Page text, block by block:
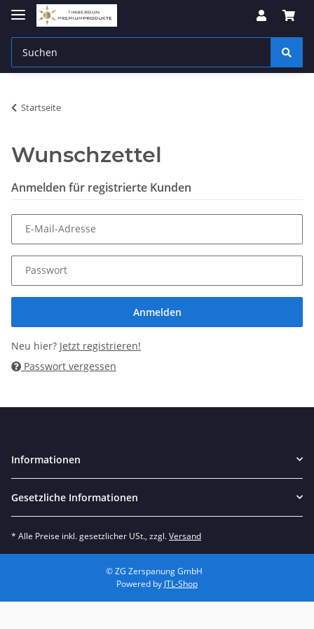
Startseite
Wunschzettel
Anmelden für registrierte Kunden
E-Mail-Adresse
Passwort
Anmelden
Neu hier? Jetzt registrieren!
Passwort vergessen
Informationen
Gesetzliche Informationen
* Alle Preise inkl. gesetzlicher USt., zzgl.Versand
© ZG Zerspanung GmbH
Powered by JTL-Shop